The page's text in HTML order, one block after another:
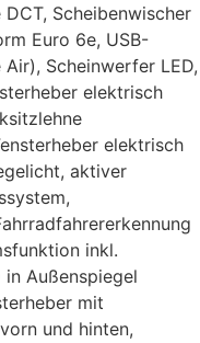
Scheibenwischer
Euro 6e, USB-
Scheinwerfer LED,
elektrisch
elektrisch
aktiver
inkl.
Außenspiegel
mit
und hinten,